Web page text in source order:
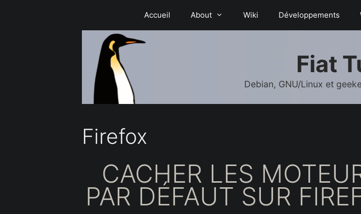
Accueil About Wiki Déve­­lop­­pe­­ments
Fiat
Debian, GNU/Linux et
Firefox
CACHER LES
PAR DÉFAUT SUR